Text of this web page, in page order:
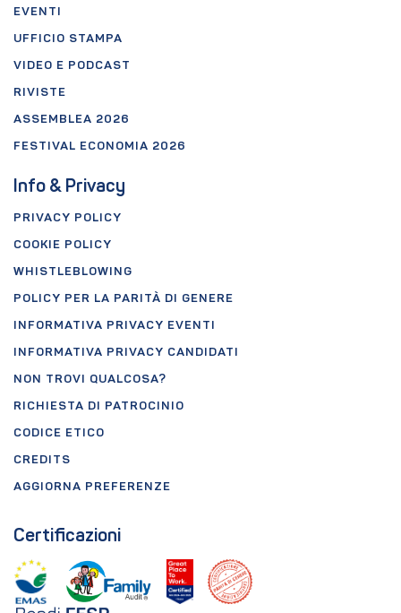
EVENTI
UFFICIO STAMPA
VIDEO E PODCAST
RIVISTE
ASSEMBLEA 2026
FESTIVAL ECONOMIA 2026
Info & Privacy
PRIVACY POLICY
COOKIE POLICY
WHISTLEBLOWING
POLICY PER LA PARITÀ DI GENERE
INFORMATIVA PRIVACY EVENTI
INFORMATIVA PRIVACY CANDIDATI
NON TROVI QUALCOSA?
RICHIESTA DI PATROCINIO
CODICE ETICO
CREDITS
AGGIORNA PREFERENZE
Certificazioni